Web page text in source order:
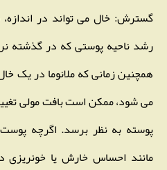
گسترش: خال می‌ تواند در
رشد ناحیه پوستی که در گذشته
همچنین زمانی که ملانوما در یک
می شود، ممکن است بافت مولی
پوسته به نظر برسد. اگرچه
مانند احساس خارش یا خونریزی